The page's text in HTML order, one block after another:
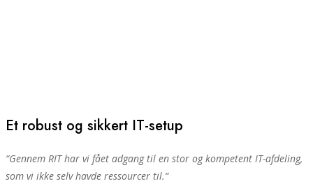
Et robust og sikkert IT-setup
“Gennem RIT har vi fået adgang til en stor og kompetent IT-afdeling,
som vi ikke selv havde ressourcer til.“